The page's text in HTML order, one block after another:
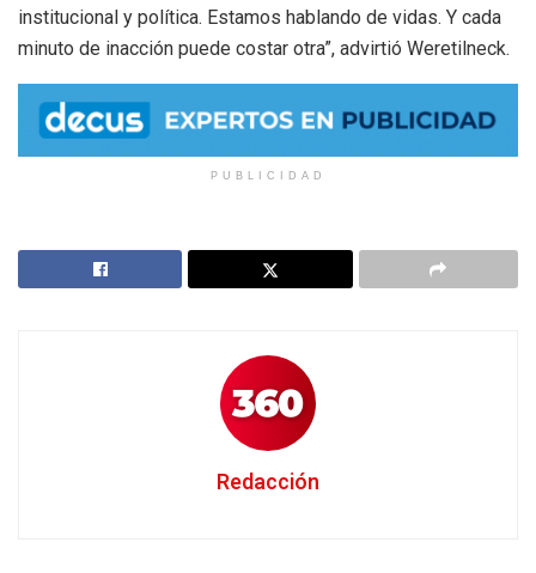
institucional y política. Estamos hablando de vidas. Y cada
minuto de inacción puede costar otra”, advirtió Weretilneck.
PUBLICIDAD
Redacción